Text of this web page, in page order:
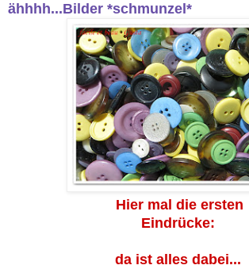
ähhhh...Bilder *schmunzel*
Hier mal die ersten
Eindrücke:
da ist alles dabei...